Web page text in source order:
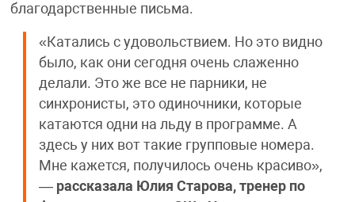
благодарственные письма.
«Катались с удовольствием. Но это видно
было, как они сегодня очень слаженно
делали. Это же все не парники, не
синхронисты, это одиночники, которые
катаются одни на льду в программе. А
здесь у них вот такие групповые номера.
Мне кажется, получилось очень красиво»,
— рассказала Юлия Старова, тренер по